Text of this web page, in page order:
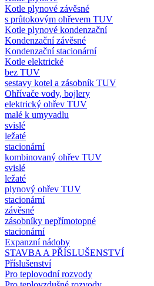
Kotle plynové závěsné
s průtokovým ohřevem TUV
Kotle plynové kondenzační
Kondenzační závěsné
Kondenzační stacionární
Kotle elektrické
bez TUV
sestavy kotel a zásobník TUV
Ohřívače vody, bojlery
elektrický ohřev TUV
malé k umyvadlu
svislé
ležaté
stacionární
kombinovaný ohřev TUV
svislé
ležaté
plynový ohřev TUV
stacionární
závěsné
zásobníky nepřímotopné
stacionární
Expanzní nádoby
STAVBA A PŘÍSLUŠENSTVÍ
Příslušenství
Pro teplovodní rozvody